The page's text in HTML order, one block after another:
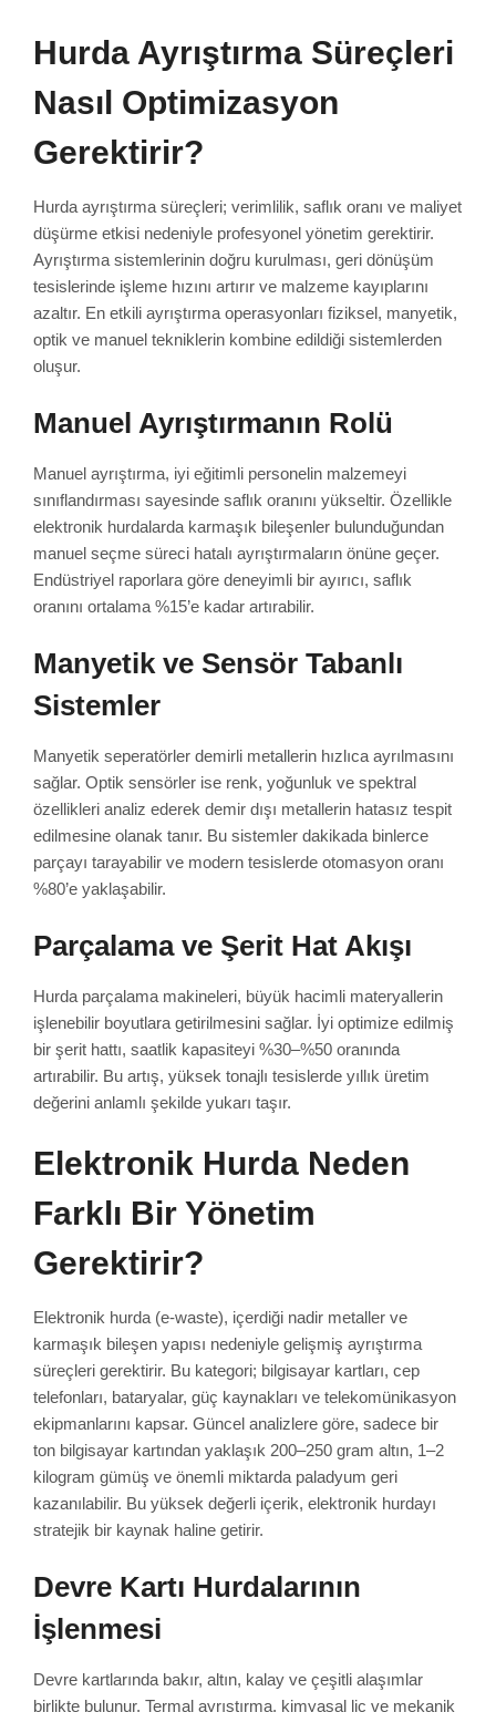
Hurda Ayrıştırma Süreçleri
Nasıl Optimizasyon
Gerektirir?
Hurda ayrıştırma süreçleri; verimlilik, saflık oranı ve maliyet
düşürme etkisi nedeniyle profesyonel yönetim gerektirir.
Ayrıştırma sistemlerinin doğru kurulması, geri dönüşüm
tesislerinde işleme hızını artırır ve malzeme kayıplarını
azaltır. En etkili ayrıştırma operasyonları fiziksel, manyetik,
optik ve manuel tekniklerin kombine edildiği sistemlerden
oluşur.
Manuel Ayrıştırmanın Rolü
Manuel ayrıştırma, iyi eğitimli personelin malzemeyi
sınıflandırması sayesinde saflık oranını yükseltir. Özellikle
elektronik hurdalarda karmaşık bileşenler bulunduğundan
manuel seçme süreci hatalı ayrıştırmaların önüne geçer.
Endüstriyel raporlara göre deneyimli bir ayırıcı, saflık
oranını ortalama %15’e kadar artırabilir.
Manyetik ve Sensör Tabanlı
Sistemler
Manyetik seperatörler demirli metallerin hızlıca ayrılmasını
sağlar. Optik sensörler ise renk, yoğunluk ve spektral
özellikleri analiz ederek demir dışı metallerin hatasız tespit
edilmesine olanak tanır. Bu sistemler dakikada binlerce
parçayı tarayabilir ve modern tesislerde otomasyon oranı
%80’e yaklaşabilir.
Parçalama ve Şerit Hat Akışı
Hurda parçalama makineleri, büyük hacimli materyallerin
işlenebilir boyutlara getirilmesini sağlar. İyi optimize edilmiş
bir şerit hattı, saatlik kapasiteyi %30–%50 oranında
artırabilir. Bu artış, yüksek tonajlı tesislerde yıllık üretim
değerini anlamlı şekilde yukarı taşır.
Elektronik Hurda Neden
Farklı Bir Yönetim
Gerektirir?
Elektronik hurda (e-waste), içerdiği nadir metaller ve
karmaşık bileşen yapısı nedeniyle gelişmiş ayrıştırma
süreçleri gerektirir. Bu kategori; bilgisayar kartları, cep
telefonları, bataryalar, güç kaynakları ve telekomünikasyon
ekipmanlarını kapsar. Güncel analizlere göre, sadece bir
ton bilgisayar kartından yaklaşık 200–250 gram altın, 1–2
kilogram gümüş ve önemli miktarda paladyum geri
kazanılabilir. Bu yüksek değerli içerik, elektronik hurdayı
stratejik bir kaynak haline getirir.
Devre Kartı Hurdalarının
İşlenmesi
Devre kartlarında bakır, altın, kalay ve çeşitli alaşımlar
birlikte bulunur. Termal ayrıştırma, kimyasal liç ve mekanik